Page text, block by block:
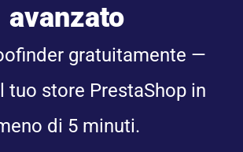
avanzato
gratuitamente —
tuo store PrestaShop in
di 5 minuti.